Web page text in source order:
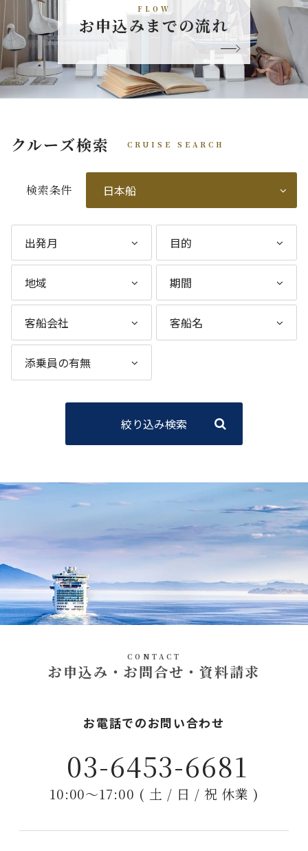
FLOW
お申込みまでの流れ
クルーズ検索 CRUISE SEARCH
検索条件
絞り込み検索
CONTACT
お申込み・お問合せ・資料請求
お電話でのお問い合わせ
03-6453-6681
10:00〜17:00 ( 土 / 日 / 祝 休業 )